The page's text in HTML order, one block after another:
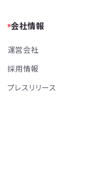
会社情報
運営会社
採用情報
プレスリリース